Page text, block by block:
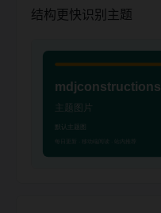
结构更快识别主题